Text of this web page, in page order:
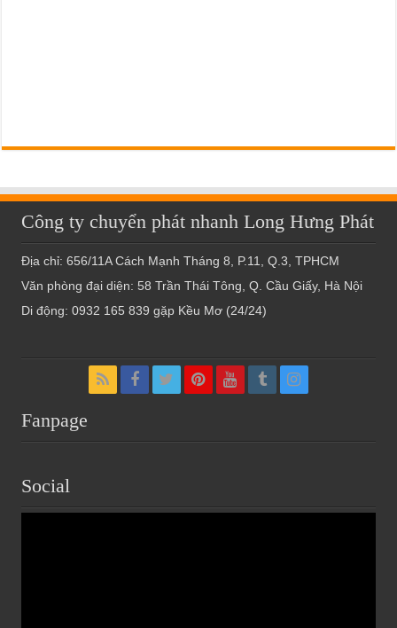
Công ty chuyển phát nhanh Long Hưng Phát
Địa chỉ: 656/11A Cách Mạnh Tháng 8, P.11, Q.3, TPHCM
Văn phòng đại diện: 58 Trần Thái Tông, Q. Cầu Giấy, Hà Nội
Di động: 0932 165 839 gặp Kều Mơ (24/24)
Fanpage
Social